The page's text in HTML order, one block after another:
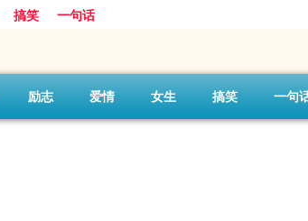
搞笑 一句话
励志 爱情 女生 搞笑 一句